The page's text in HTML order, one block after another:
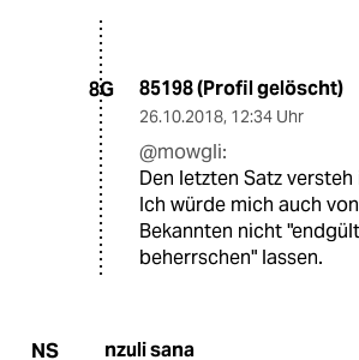
8G 85198 (Profil gelöscht)
26.10.2018, 12:34 Uhr
@mowgli:
Den letzten Satz
Ich würde mich auch
Bekannten nicht
beherrschen" lassen.
NS nzuli sana